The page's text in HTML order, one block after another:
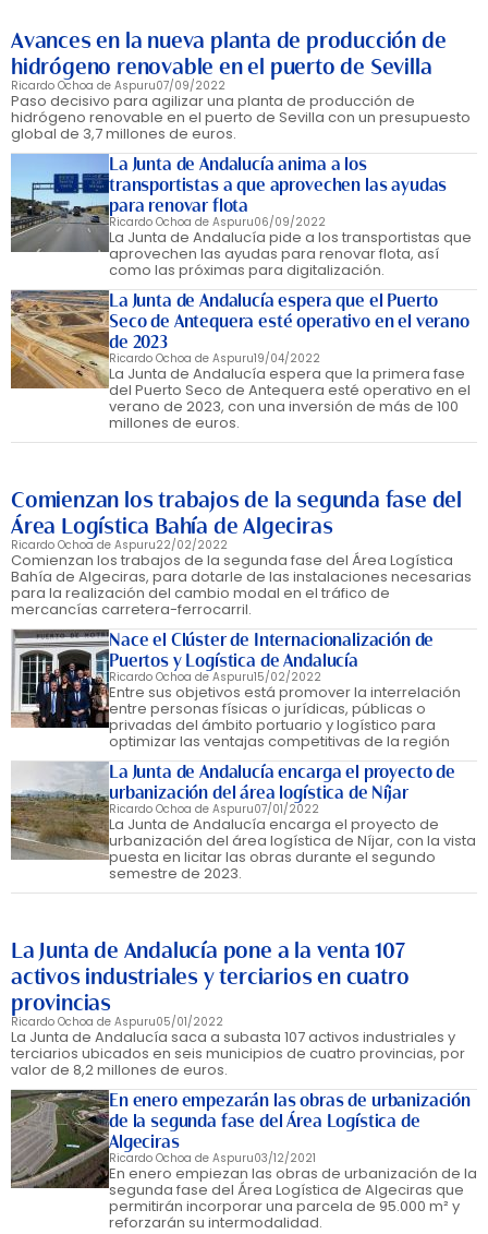
Avances en la nueva planta de producción de
hidrógeno renovable en el puerto de Sevilla
Ricardo Ochoa de Aspuru07/09/2022
Paso decisivo para agilizar una planta de producción de
hidrógeno renovable en el puerto de Sevilla con un presupuesto
global de 3,7 millones de euros.
La Junta de Andalucía anima a los
transportistas a que aprovechen las ayudas
para renovar flota
Ricardo Ochoa de Aspuru06/09/2022
La Junta de Andalucía pide a los transportistas que
aprovechen las ayudas para renovar flota, así
como las próximas para digitalización.
La Junta de Andalucía espera que el Puerto
Seco de Antequera esté operativo en el verano
de 2023
Ricardo Ochoa de Aspuru19/04/2022
La Junta de Andalucía espera que la primera fase
del Puerto Seco de Antequera esté operativo en el
verano de 2023, con una inversión de más de 100
millones de euros.
Comienzan los trabajos de la segunda fase del
Área Logística Bahía de Algeciras
Ricardo Ochoa de Aspuru22/02/2022
Comienzan los trabajos de la segunda fase del Área Logística
Bahía de Algeciras, para dotarle de las instalaciones necesarias
para la realización del cambio modal en el tráfico de
mercancías carretera-ferrocarril.
Nace el Clúster de Internacionalización de
Puertos y Logística de Andalucía
Ricardo Ochoa de Aspuru15/02/2022
Entre sus objetivos está promover la interrelación
entre personas físicas o jurídicas, públicas o
privadas del ámbito portuario y logístico para
optimizar las ventajas competitivas de la región
La Junta de Andalucía encarga el proyecto de
urbanización del área logística de Níjar
Ricardo Ochoa de Aspuru07/01/2022
La Junta de Andalucía encarga el proyecto de
urbanización del área logística de Níjar, con la vista
puesta en licitar las obras durante el segundo
semestre de 2023.
La Junta de Andalucía pone a la venta 107
activos industriales y terciarios en cuatro
provincias
Ricardo Ochoa de Aspuru05/01/2022
La Junta de Andalucía saca a subasta 107 activos industriales y
terciarios ubicados en seis municipios de cuatro provincias, por
valor de 8,2 millones de euros.
En enero empezarán las obras de urbanización
de la segunda fase del Área Logística de
Algeciras
Ricardo Ochoa de Aspuru03/12/2021
En enero empiezan las obras de urbanización de la
segunda fase del Área Logística de Algeciras que
permitirán incorporar una parcela de 95.000 m² y
reforzarán su intermodalidad.